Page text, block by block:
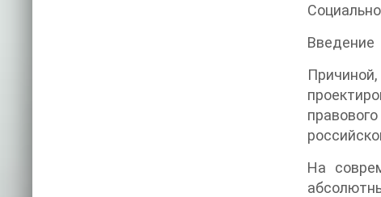
Введение
На